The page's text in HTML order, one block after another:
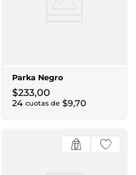
Parka Negro
$233,00
24 cuotas de $9,70